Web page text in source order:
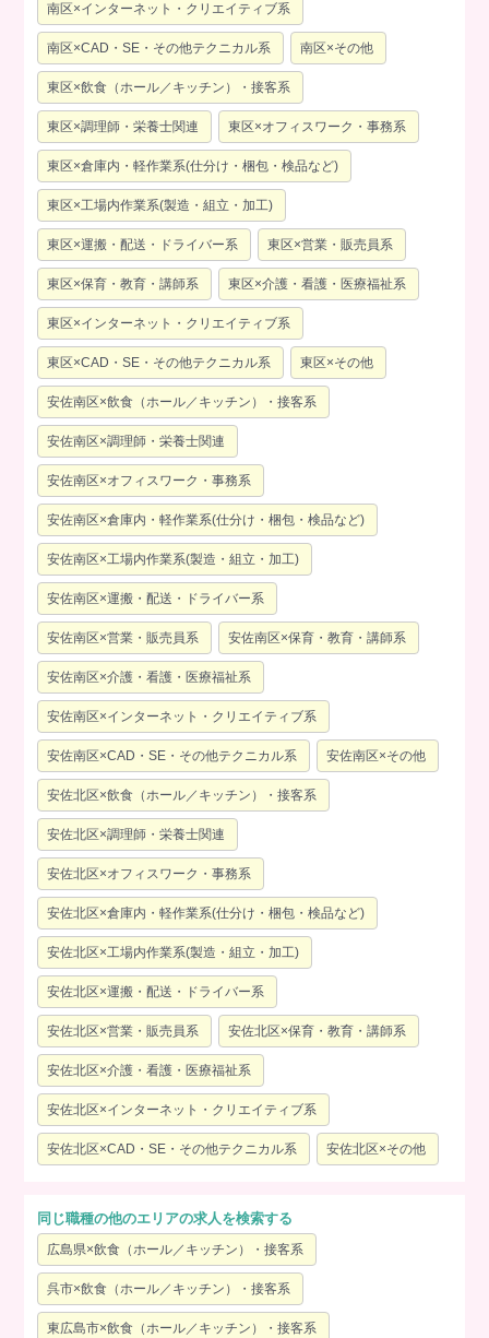
南区×インターネット・クリエイティブ系
南区×CAD・SE・その他テクニカル系 南区×その他
東区×飲食（ホール／キッチン）・接客系
東区×調理師・栄養士関連 東区×オフィスワーク・事務系
東区×倉庫内・軽作業系(仕分け・梱包・検品など)
東区×工場内作業系(製造・組立・加工)
東区×運搬・配送・ドライバー系 東区×営業・販売員系
東区×保育・教育・講師系 東区×介護・看護・医療福祉系
東区×インターネット・クリエイティブ系
東区×CAD・SE・その他テクニカル系 東区×その他
安佐南区×飲食（ホール／キッチン）・接客系
安佐南区×調理師・栄養士関連
安佐南区×オフィスワーク・事務系
安佐南区×倉庫内・軽作業系(仕分け・梱包・検品など)
安佐南区×工場内作業系(製造・組立・加工)
安佐南区×運搬・配送・ドライバー系
安佐南区×営業・販売員系 安佐南区×保育・教育・講師系
安佐南区×介護・看護・医療福祉系
安佐南区×インターネット・クリエイティブ系
安佐南区×CAD・SE・その他テクニカル系 安佐南区×その他
安佐北区×飲食（ホール／キッチン）・接客系
安佐北区×調理師・栄養士関連
安佐北区×オフィスワーク・事務系
安佐北区×倉庫内・軽作業系(仕分け・梱包・検品など)
安佐北区×工場内作業系(製造・組立・加工)
安佐北区×運搬・配送・ドライバー系
安佐北区×営業・販売員系 安佐北区×保育・教育・講師系
安佐北区×介護・看護・医療福祉系
安佐北区×インターネット・クリエイティブ系
安佐北区×CAD・SE・その他テクニカル系 安佐北区×その他
同じ職種の他のエリアの求人を検索する
広島県×飲食（ホール／キッチン）・接客系
呉市×飲食（ホール／キッチン）・接客系
東広島市×飲食（ホール／キッチン）・接客系